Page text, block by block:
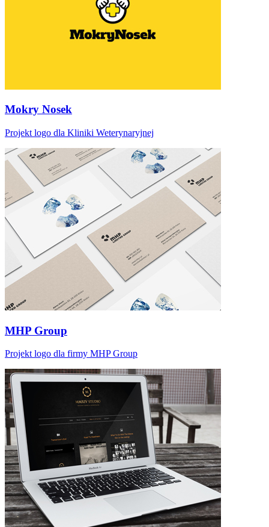
Mokry Nosek
Projekt logo dla Kliniki Weterynaryjnej
MHP Group
Projekt logo dla firmy MHP Group